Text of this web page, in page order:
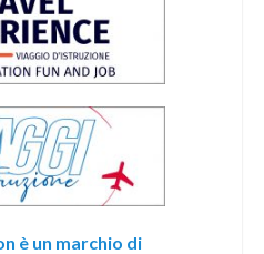
è un marchio di